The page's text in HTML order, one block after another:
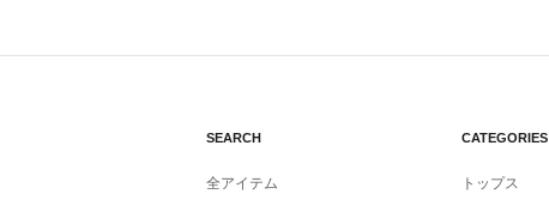
SEARCH
全アイテム
CATEGORIES
トップス